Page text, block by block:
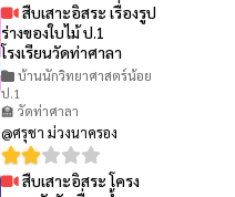
สืบเสาะอิสระ เรื่องรูป
ร่างของใบไม้ ป.1
โรงเรียนวัดท่าศาลา
บ้านนักวิทยาศาสตร์น้อย
ป.1
🏫 วัดท่าศาลา
@ศรุชา ม่วงนาครอง
สืบเสาะอิสระ โครง